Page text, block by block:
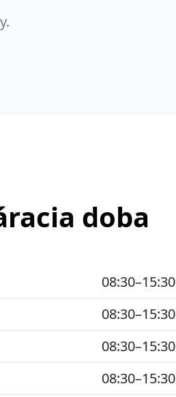
doba
08:30–15:30
08:30–15:30
08:30–15:30
08:30–15:30